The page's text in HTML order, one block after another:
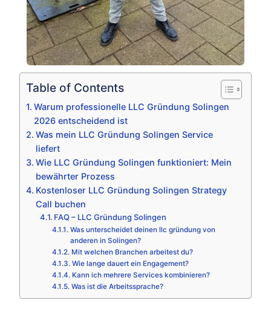
Table of Contents
Warum professionelle LLC Gründung Solingen
2026 entscheidend ist
Was mein LLC Gründung Solingen Service
liefert
Wie LLC Gründung Solingen funktioniert: Mein
bewährter Prozess
Kostenloser LLC Gründung Solingen Strategy
Call buchen
FAQ – LLC Gründung Solingen
Was unterscheidet deinen llc gründung von
anderen in Solingen?
Mit welchen Branchen arbeitest du?
Wie lange dauert ein Engagement?
Kann ich mehrere Services kombinieren?
Was ist die Arbeitssprache?